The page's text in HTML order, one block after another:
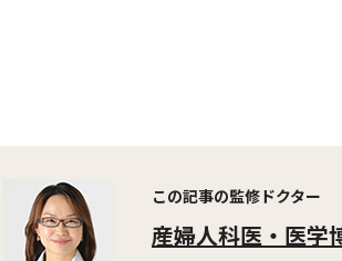
この記事の監修ドクター
産婦人科医・医学